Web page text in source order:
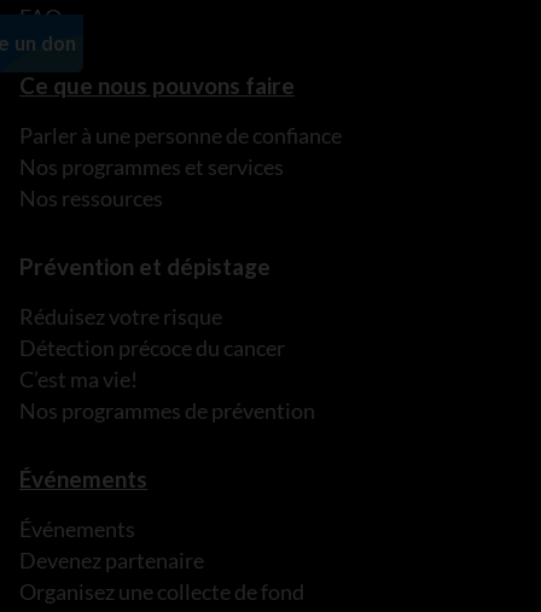
FAQ
Ce que nous pouvons faire
Parler à une personne de confiance
Nos programmes et services
Nos ressources
Prévention et dépistage
Réduisez votre risque
Détection précoce du cancer
C’est ma vie!
Nos programmes de prévention
Événements
Événements
Devenez partenaire
Organisez une collecte de fond